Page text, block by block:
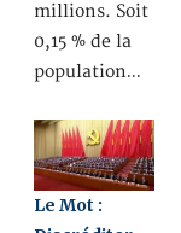
millions. Soit
0,15 % de la
population…
Le Mot :